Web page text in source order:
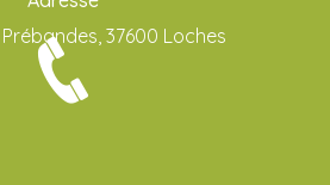
37600 Loches